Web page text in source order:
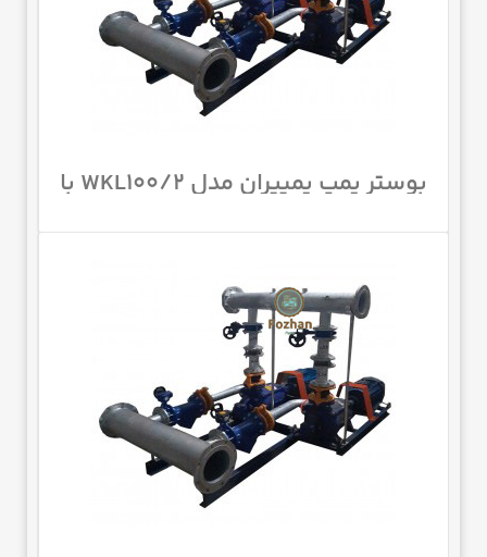
بوستر پمپ پمپیران مدل WKL100/2 با
موتور 40 اسب 1450 دور